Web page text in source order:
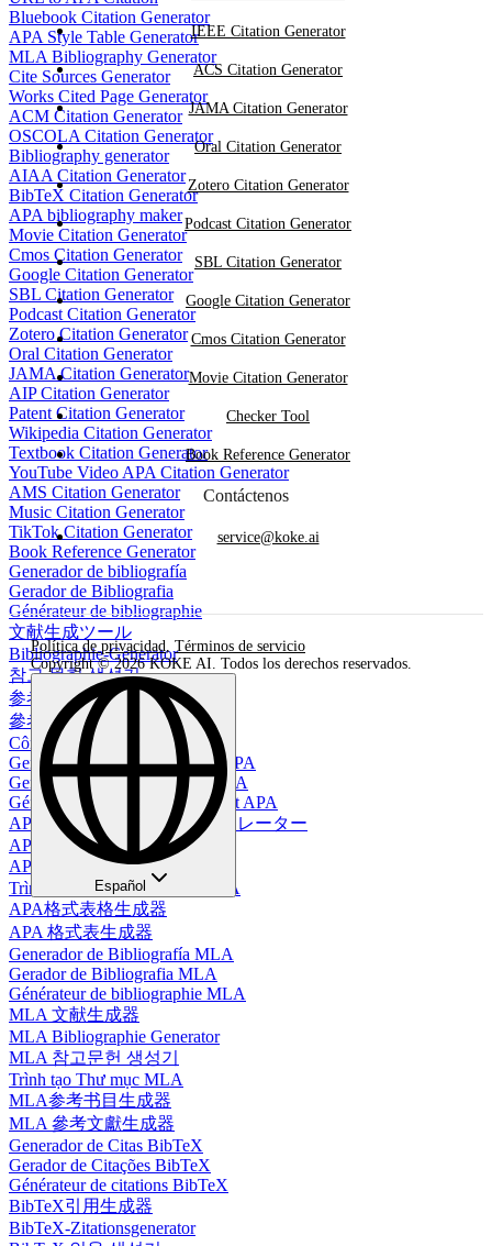
Bluebook Citation Generator
APA Style Table Generator
MLA Bibliography Generator
Cite Sources Generator
Works Cited Page Generator
ACM Citation Generator
OSCOLA Citation Generator
Bibliography generator
AIAA Citation Generator
BibTeX Citation Generator
APA bibliography maker
Movie Citation Generator
Cmos Citation Generator
Google Citation Generator
SBL Citation Generator
Podcast Citation Generator
Zotero Citation Generator
Oral Citation Generator
JAMA Citation Generator
AIP Citation Generator
Patent Citation Generator
Wikipedia Citation Generator
Textbook Citation Generator
YouTube Video APA Citation Generator
AMS Citation Generator
Music Citation Generator
TikTok Citation Generator
Book Reference Generator
Generador de bibliografía
Gerador de Bibliografia
Générateur de bibliographie
文献生成ツール
Bibliographie-Generator
참고 문헌 생성기
参考文献生成器
參考書目生成器
Công cụ tạo danh mục tài liệu
Generador de Tablas en Estilo APA
Gerador de Tabelas no Estilo APA
Générateur de tableaux au format APA
APAスタイルテーブルジェネレーター
APA-Tabellengenerator
APA 스타일 테이블 생성기
Trình Tạo Bảng Định Dạng APA
APA格式表格生成器
APA 格式表生成器
Generador de Bibliografía MLA
Gerador de Bibliografia MLA
Générateur de bibliographie MLA
MLA 文献生成器
MLA Bibliographie Generator
MLA 참고문헌 생성기
Trình tạo Thư mục MLA
MLA参考书目生成器
MLA 參考文獻生成器
Generador de Citas BibTeX
Gerador de Citações BibTeX
Générateur de citations BibTeX
BibTeX引用生成器
BibTeX-Zitationsgenerator
IEEE Citation Generator
ACS Citation Generator
JAMA Citation Generator
Oral Citation Generator
Zotero Citation Generator
Podcast Citation Generator
SBL Citation Generator
Google Citation Generator
Cmos Citation Generator
Movie Citation Generator
Checker Tool
Book Reference Generator
Contáctenos
service@koke.ai
Política de privacidad, Términos de servicio
Copyright © 2026 KOKE AI. Todos los derechos reservados.
Español